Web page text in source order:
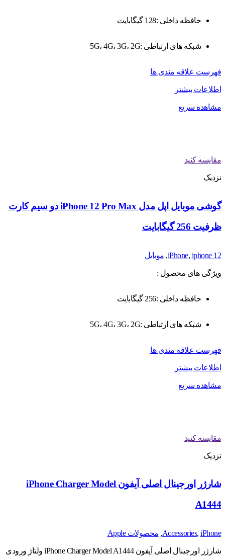
حافظه داخلی :128 گیگابایت
شبکه های ارتباطی :5G، 4G، 3G، 2G
فهرست علاقه مندی ها
اطلاعات بیشتر
مشاهده سریع
مقایسه کنید
نزدیک
گوشی موبایل اپل مدل iPhone 12 Pro Max دو سیم‌ کارت
ظرفیت 256 گیگابایت
iPhone, iphone 12
, موبایل
ویژگی های محصول :
حافظه داخلی :256 گیگابایت
شبکه های ارتباطی :5G، 4G، 3G، 2G
فهرست علاقه مندی ها
اطلاعات بیشتر
مشاهده سریع
مقایسه کنید
نزدیک
شارژر اورجینال اصلی آیفون iPhone Charger Model
A1444
Accessories, iPhone
, محصولات Apple
شارژر اورجینال اصلی آیفون iPhone Charger Model A1444 ولتاژ ورودی